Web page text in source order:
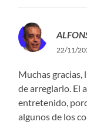
22/11/
Muchas gracias,
de arreglarlo. El
entretenido,
algunos de los